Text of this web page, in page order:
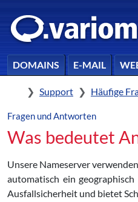
DOMAINS E-MAIL
HomeSupport Häufige
Fragen und Antworten
Was bedeutet
Unsere Nameserver
automatisch ein
Ausfallsicherheit und bietet